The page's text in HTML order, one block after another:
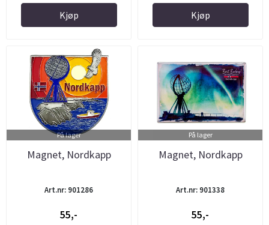
Kjøp Kjøp
På lager
Magnet, Nordkapp
Art.nr: 901286
55,-
På lager
Magnet, Nordkapp
Art.nr: 901338
55,-